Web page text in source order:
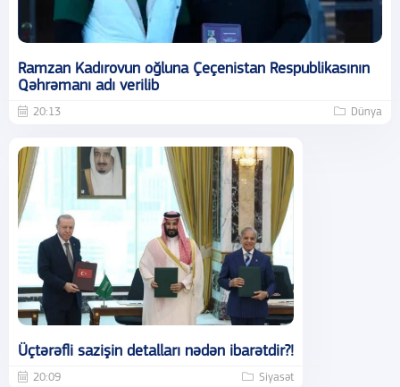
Ramzan Kadırovun oğluna Çeçenistan Respublikasının
Qəhrəmanı adı verilib
20:13 Dünya
Üçtərəfli sazişin detalları nədən ibarətdir?!
20:09 Siyasət